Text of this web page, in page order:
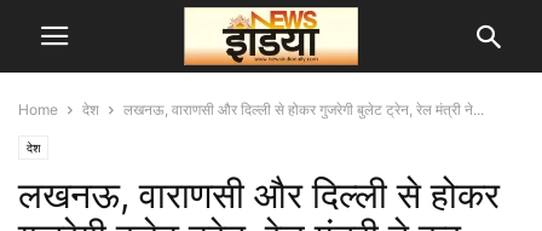
Home देश लखनऊ, वाराणसी और दिल्ली से होकर गुजरेगी बुलेट ट्रेन, रेल मंत्री ने...
देश
लखनऊ, वाराणसी और दिल्ली से होकर